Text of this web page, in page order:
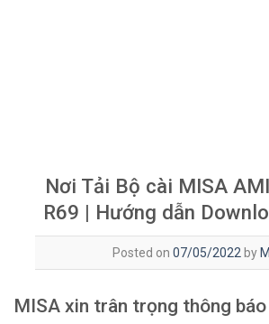
Nơi Tải Bộ cài MISA
R69 | Hướng dẫn
Posted on 07/05/2022 by
MISA xin trân trọng thông báo